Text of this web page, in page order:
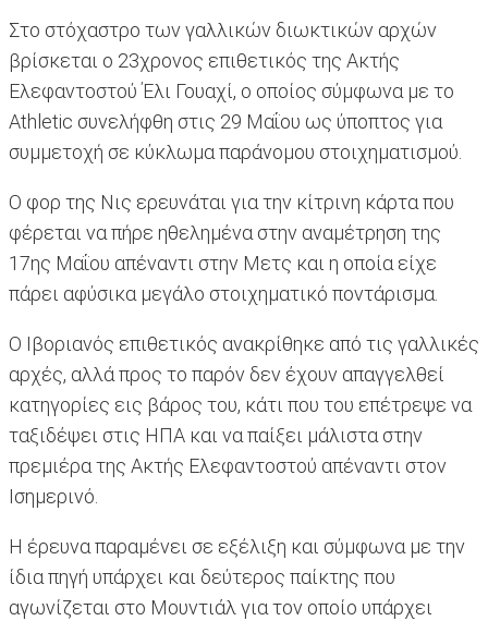
Στο στόχαστρο των γαλλικών διωκτικών αρχών
βρίσκεται ο 23χρονος επιθετικός της Ακτής
Ελεφαντοστού Έλι Γουαχί, ο οποίος σύμφωνα με το
Athletic συνελήφθη στις 29 Μαΐου ως ύποπτος για
συμμετοχή σε κύκλωμα παράνομου στοιχηματισμού.
Ο φορ της Νις ερευνάται για την κίτρινη κάρτα που
φέρεται να πήρε ηθελημένα στην αναμέτρηση της
17ης Μαΐου απέναντι στην Μετς και η οποία είχε
πάρει αφύσικα μεγάλο στοιχηματικό ποντάρισμα.
Ο Ιβοριανός επιθετικός ανακρίθηκε από τις γαλλικές
αρχές, αλλά προς το παρόν δεν έχουν απαγγελθεί
κατηγορίες εις βάρος του, κάτι που του επέτρεψε να
ταξιδέψει στις ΗΠΑ και να παίξει μάλιστα στην
πρεμιέρα της Ακτής Ελεφαντοστού απέναντι στον
Ισημερινό.
Η έρευνα παραμένει σε εξέλιξη και σύμφωνα με την
ίδια πηγή υπάρχει και δεύτερος παίκτης που
αγωνίζεται στο Μουντιάλ για τον οποίο υπάρχει